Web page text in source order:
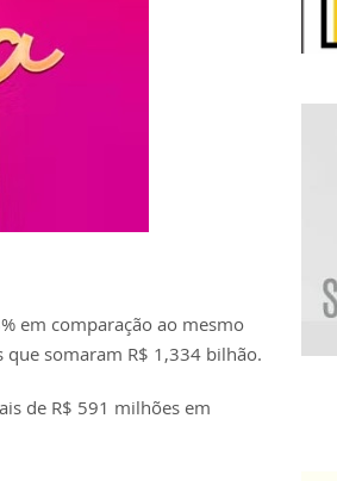
em comparação ao mesmo
somaram R$ 1,334 bilhão.
de R$ 591 milhões em